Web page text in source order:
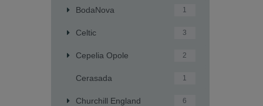
BodaNova 1
Celtic 3
Cepelia Opole 2
Cerasada 1
Churchill England 6